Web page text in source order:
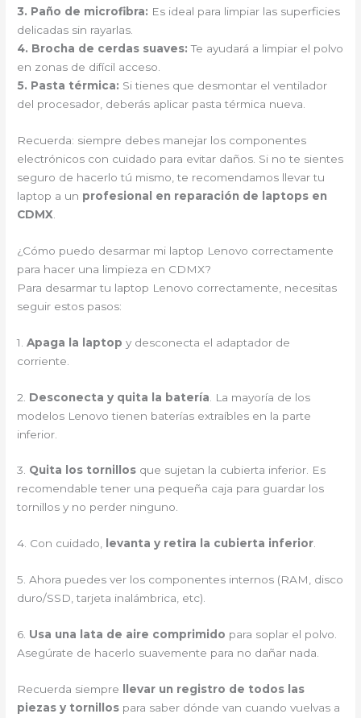
3. Paño de microfibra: Es ideal para limpiar las superficies
delicadas sin rayarlas.
4. Brocha de cerdas suaves: Te ayudará a limpiar el polvo
en zonas de difícil acceso.
5. Pasta térmica: Si tienes que desmontar el ventilador
del procesador, deberás aplicar pasta térmica nueva.
Recuerda: siempre debes manejar los componentes
electrónicos con cuidado para evitar daños. Si no te sientes
seguro de hacerlo tú mismo, te recomendamos llevar tu
laptop a un profesional en reparación de laptops en
CDMX
¿Cómo puedo desarmar mi laptop Lenovo correctamente
para hacer una limpieza en CDMX?
Para desarmar tu laptop Lenovo correctamente, necesitas
seguir estos pasos:
1.Apaga la laptop y desconecta el adaptador de
corriente.
2. Desconecta y quita la batería . La mayoría de los
modelos Lenovo tienen baterías extraíbles en la parte
inferior.
3. Quita los tornillos que sujetan la cubierta inferior. Es
recomendable tener una pequeña caja para guardar los
tornillos y no perder ninguno.
4. Con cuidado, levanta y retira la cubierta inferior.
5. Ahora puedes ver los componentes internos (RAM, disco
duro/SSD, tarjeta inalámbrica, etc).
6. Usa una lata de aire comprimido para soplar el polvo.
Asegúrate de hacerlo suavemente para no dañar nada.
Recuerda siempre
llevar un registro de todos las
piezas y tornillos para saber dónde van cuando vuelvas a